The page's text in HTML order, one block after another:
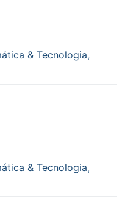
& Tecnologia,
& Tecnologia,